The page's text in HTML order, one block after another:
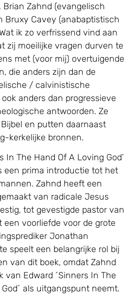
Brian Zahnd (evangelisch
Bruxy Cavey (anabaptistisch
ik zo verfrissend vind aan
zij moeilijke vragen durven te
met (voor mij) overtuigende
die anders zijn dan de
/ calvinistische
anders dan progressieve
antwoorden. Ze
en putten daarnaast
kerkelijke bronnen.
In The Hand Of A Loving God’
een prima introductie tot het
Zahnd heeft een
van radicale Jesus
tot gevestigde pastor van
een voorliefde voor de grote
Jonathan
speelt een belangrijke rol bij
van dit boek, omdat Zahnd
van Edward ´Sinners In The
als uitgangspunt neemt.